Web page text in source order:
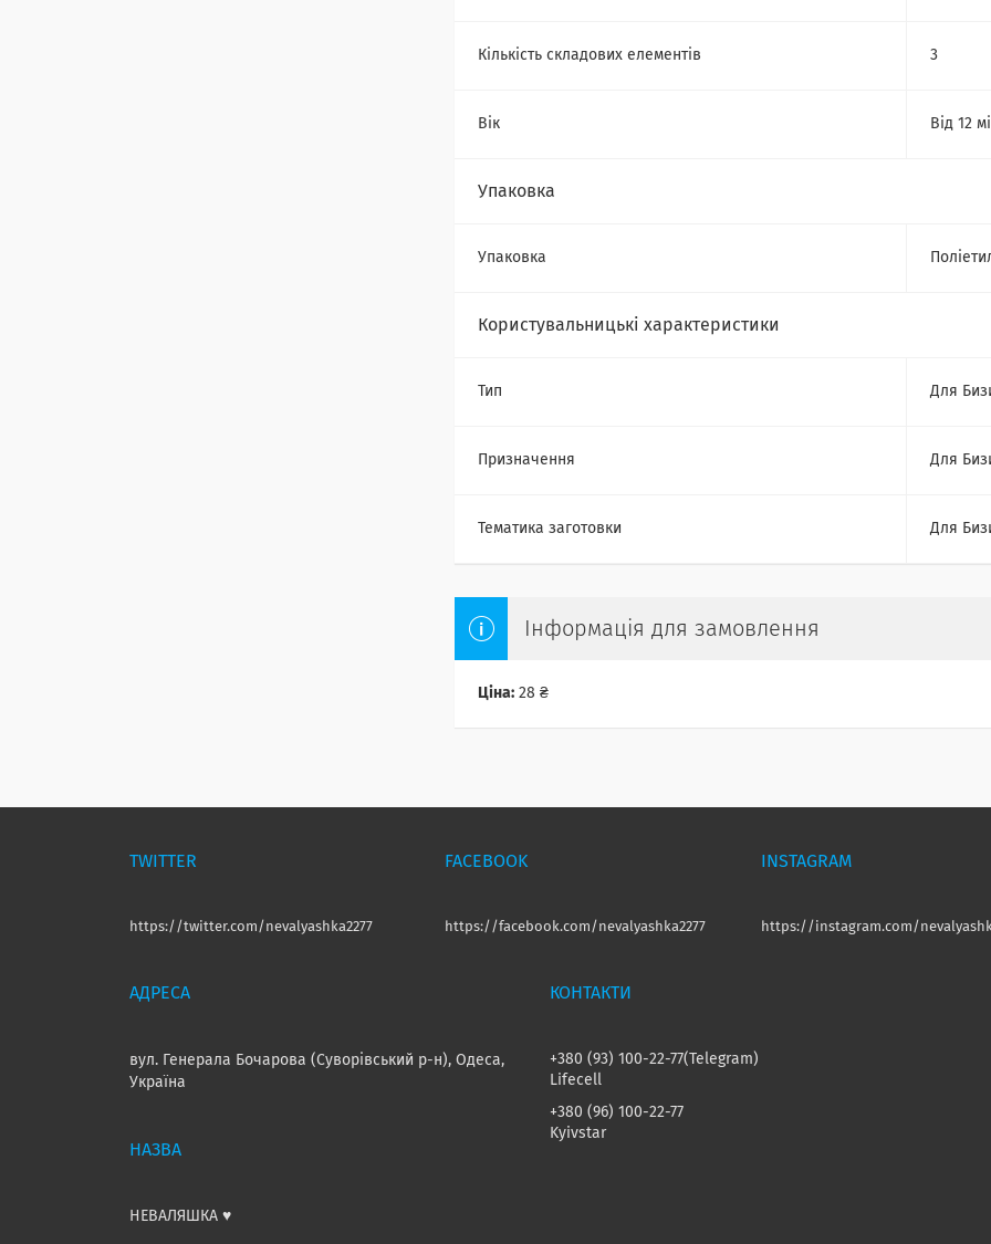
Кількість складових елементів 3
Вік Від 12
Упаковка
Упаковка
Користувальницькі характеристики
Тип Для
Призначення Для
Тематика заготовки Для
Інформація для замовлення
Ціна: 28 ₴
TWITTER
https://twitter.com/nevalyashka2277
FACEBOOK
https://facebook.com/nevalyashka2277
INSTAGRAM
https://instagram.com/
вул. Генерала Бочарова (Суворівський р-н), Одеса,
Україна
НЕВАЛЯШКА ♥️
+380 (93) 100-22-77
Telegram
Lifecell
+380 (96) 100-22-77
Kyivstar